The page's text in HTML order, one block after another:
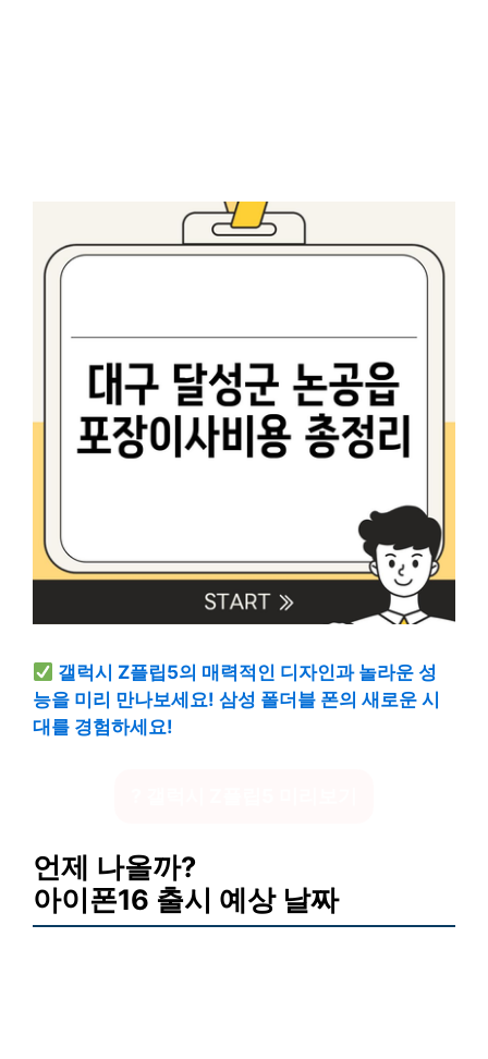
갤럭시 Z플립5의 매력적인 디자인과 놀라운 성
능을 미리 만나보세요! 삼성 폴더블 폰의 새로운 시
대를 경험하세요!
언제 나올까?
아이폰16 출시 예상 날짜